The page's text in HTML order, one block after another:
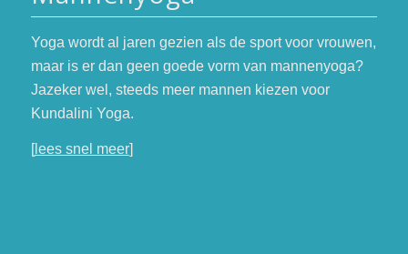
Yoga wordt al jaren gezien als de sport voor vrouwen,
maar is er dan geen goede vorm van mannenyoga?
Jazeker wel, steeds meer mannen kiezen voor
Kundalini Yoga.
[lees snel meer]